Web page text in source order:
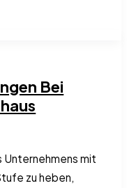
Bei
Unternehmens mit
zu heben,